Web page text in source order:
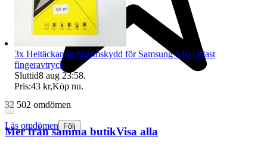
32 502 omdömen
Läs omdömen Följ
3x Heltäckande Skärmskydd för Samsung S10 i Plast
fingeravtryck
Sluttid8 aug 23:58.
Pris:43 kr,Köp nu.
Mer från samma butikVisa alla